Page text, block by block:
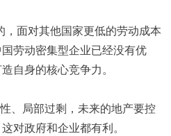
，面对其他国家更低的劳动成本
劳动密集型企业已经没有优
自身的核心竞争力。
、局部过剩，未来的地产要控
对政府和企业都有利。